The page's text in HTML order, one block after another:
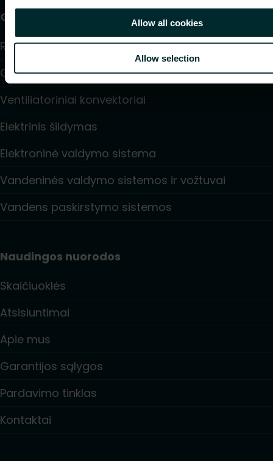
Allow all cookies
Allow selection
Gaminiai
Radiatoriai ir rankšluosčių džiovintuvai
Grindinis šildymas ir aušinimas
Ventiliatoriniai konvektoriai
Elektrinis šildymas
Elektroninė valdymo sistema
Vandeninės valdymo sistemos ir vožtuvai
Vandens paskirstymo sistemos
Naudingos nuorodos
Skaičiuoklės
Atsisiuntimai
Apie mus
Garantijos sąlygos
Pardavimo tinklas
Kontaktai